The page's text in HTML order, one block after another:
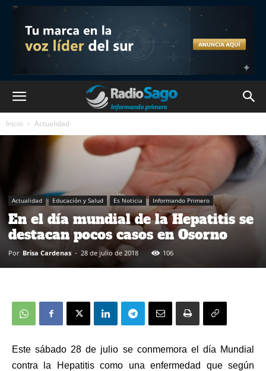
Inicio Actualidad
Actualidad Educación y Salud Es Noticia Informando Primero
En el día mundial de la Hepatitis se
destacan pocos casos en Osorno
Por Brisa Cardenas - 28 de julio de 2018 106
Este sábado 28 de julio se conmemora el día Mundial
contra la Hepatitis como una enfermedad que según